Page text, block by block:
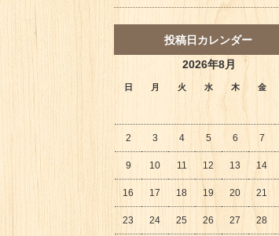
投稿日カレンダー
2026年8月
日 月 火 水 木 金
2 3 4 5 6 7
9 10 11 12 13 14
16 17 18 19 20 21
23 24 25 26 27 28